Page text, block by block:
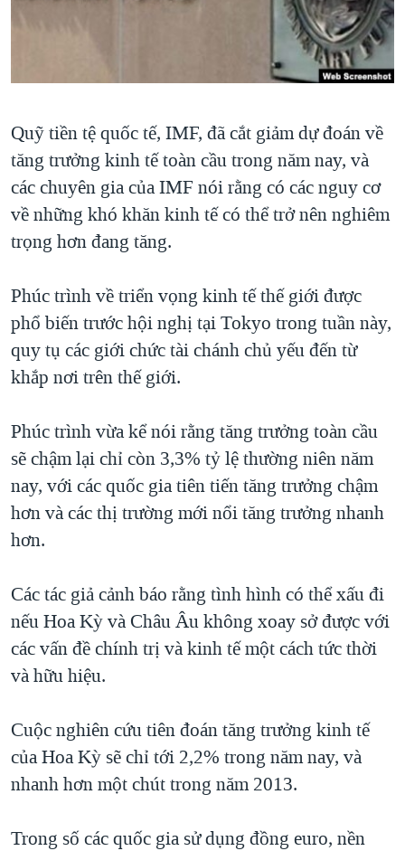
"Tìm"
KINH TẾ
VĂN HOÁ
THỂ THAO
GIÁO DỤC
TẠI
MỘT NĂM CHIẾN TRANH TẠI DẢI GAZA
NGÀY TỊ NẠN THẾ GIỚI
TRỊNH VĨNH BÌNH - NGƯỜI HẠ 'BÊN THẮNG CUỘC'
GROUND ZERO – XƯA VÀ NAY
CHI PHÍ CHIẾN TRANH AFGHANISTAN
THƯỢNG ĐỈNH TRUMP-KIM TẠI VIỆT NAM
TRỊNH VĨNH BÌNH VS. CHÍNH PHỦ VIỆT NAM
NGƯ DÂN VIỆT VÀ LÀN SÓNG TRỘM HẢI SÂM
QUAN HỆ VIỆT MỸ
VIDEO
Ngôn ngữ khác
Quỹ tiền tệ quốc tế, IMF, đã cắt giảm dự đoán về
tăng trưởng kinh tế toàn cầu trong năm nay, và
các chuyên gia của IMF nói rằng có các nguy cơ
về những khó khăn kinh tế có thể trở nên nghiêm
trọng hơn đang tăng.
Phúc trình về triển vọng kinh tế thế giới được
phổ biến trước hội nghị tại Tokyo trong tuần này,
quy tụ các giới chức tài chánh chủ yếu đến từ
khắp nơi trên thế giới.
Phúc trình vừa kể nói rằng tăng trưởng toàn cầu
sẽ chậm lại chỉ còn 3,3% tỷ lệ thường niên năm
nay, với các quốc gia tiên tiến tăng trưởng chậm
hơn và các thị trường mới nổi tăng trưởng nhanh
hơn.
Các tác giả cảnh báo rằng tình hình có thể xấu đi
nếu Hoa Kỳ và Châu Âu không xoay sở được với
các vấn đề chính trị và kinh tế một cách tức thời
và hữu hiệu.
Cuộc nghiên cứu tiên đoán tăng trưởng kinh tế
của Hoa Kỳ sẽ chỉ tới 2,2% trong năm nay, và
nhanh hơn một chút trong năm 2013.
Trong số các quốc gia sử dụng đồng euro, nền